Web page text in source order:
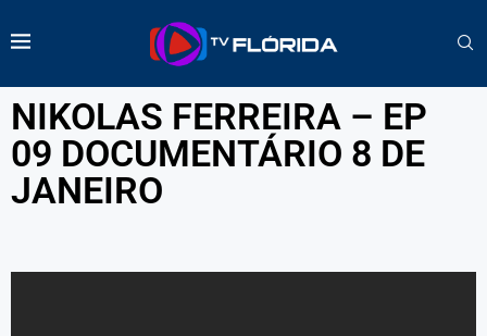
NIKOLAS FERREIRA – EP
09 DOCUMENTÁRIO 8 DE
JANEIRO